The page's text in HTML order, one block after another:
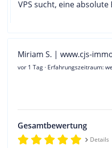
VPS sucht, eine absolute
Miriam S. | www.cjs-
vor 1 Tag · Erfahrungszeitraum:
Gesamtbewertung
Details